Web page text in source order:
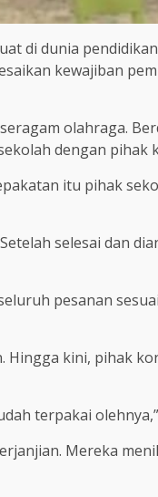
di dunia
kewajiban
olahraga.
dengan pihak
itu pihak
selesai dan
pesanan
kini, pihak
terpakai
Mereka